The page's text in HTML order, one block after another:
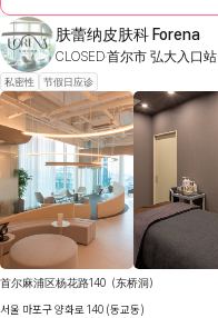
肤蕾纳皮肤科 Forena
CLOSED首尔市 弘大入口站
私密性 节假日应诊
首尔麻浦区杨花路140（东桥洞）
서울 마포구 양화로 140 (동교동)